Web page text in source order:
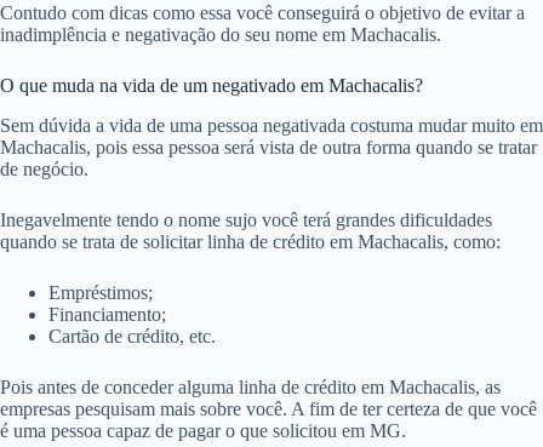
Contudo com dicas como essa você conseguirá o objetivo de evitar a
inadimplência e negativação do seu nome em Machacalis.
O que muda na vida de um negativado em Machacalis?
Sem dúvida a vida de uma pessoa negativada costuma mudar muito em
Machacalis, pois essa pessoa será vista de outra forma quando se tratar
de negócio.
Inegavelmente tendo o nome sujo você terá grandes dificuldades
quando se trata de solicitar linha de crédito em Machacalis, como:
Empréstimos;
Financiamento;
Cartão de crédito, etc.
Pois antes de conceder alguma linha de crédito em Machacalis, as
empresas pesquisam mais sobre você. A fim de ter certeza de que você
é uma pessoa capaz de pagar o que solicitou em MG.